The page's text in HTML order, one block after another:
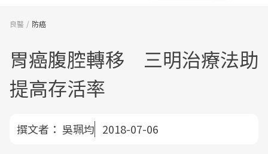
良醫 防癌
胃癌腹腔轉移 三明治療法助
提高存活率
撰文者： 吳珮均 2018-07-06